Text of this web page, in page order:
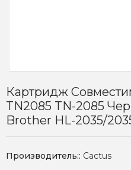
Картридж
TN2085 TN-2085
Brother HL-2035/
Производитель:: Cactus